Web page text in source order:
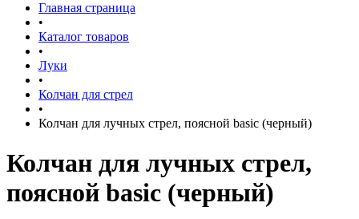
Главная страница
•
Каталог товаров
•
Луки
•
Колчан для стрел
•
Колчан для лучных стрел, поясной basic (черный)
Колчан для лучных стрел,
поясной basic (черный)